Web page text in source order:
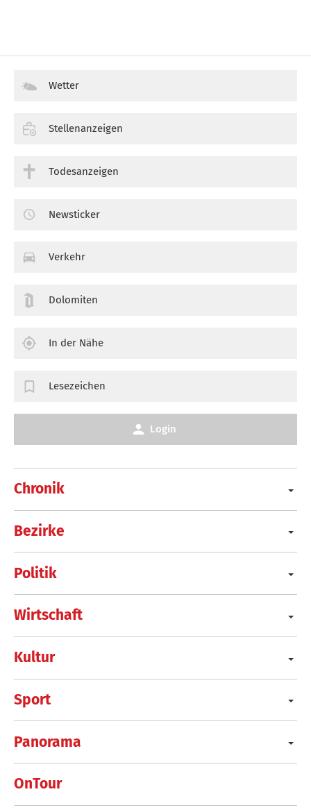
Chronik
Bezirke
Politik
Wirtschaft
Kultur
Sport
Panorama
OnTour
Wetter
Stellenanzeigen
Todesanzeigen
Newsticker
Verkehr
Dolomiten
In der Nähe
Lesezeichen
Login